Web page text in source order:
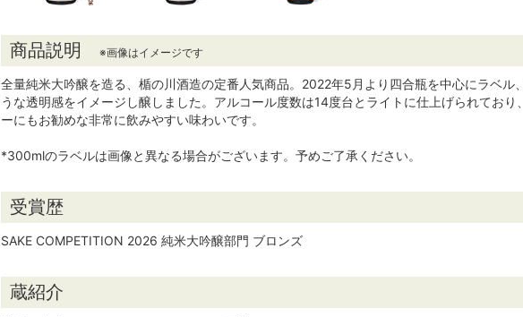
商品説明 ※画像はイメージです
全量純米大吟醸を造る、楯の川酒造の定番人気商品。2022年5月より四合瓶を中心にラベ
うな透明感をイメージし醸しました。アルコール度数は14度台とライトに仕上げられてお
ーにもお勧めな非常に飲みやすい味わいです。
*300mlのラベルは画像と異なる場合がございます。予めご了承ください。
受賞歴
SAKE COMPETITION 2026 純米大吟醸部門 ブロンズ
蔵紹介